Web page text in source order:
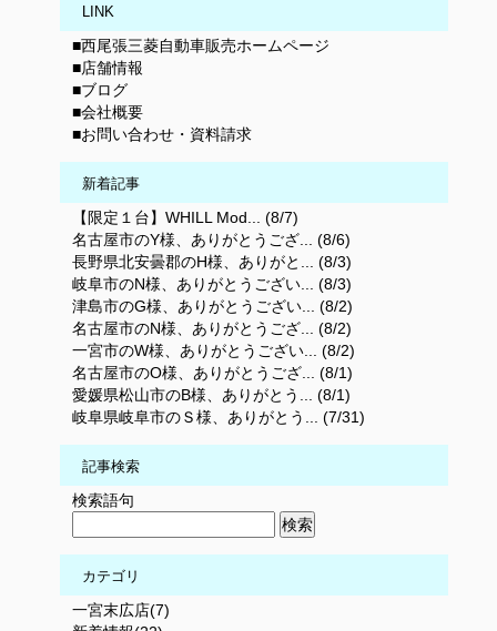
LINK
■西尾張三菱自動車販売ホームページ
■店舗情報
■ブログ
■会社概要
■お問い合わせ・資料請求
新着記事
【限定１台】WHILL Mod... (8/7)
名古屋市のY様、ありがとうござ... (8/6)
長野県北安曇郡のH様、ありがと... (8/3)
岐阜市のN様、ありがとうござい... (8/3)
津島市のG様、ありがとうござい... (8/2)
名古屋市のN様、ありがとうござ... (8/2)
一宮市のW様、ありがとうござい... (8/2)
名古屋市のO様、ありがとうござ... (8/1)
愛媛県松山市のB様、ありがとう... (8/1)
岐阜県岐阜市のＳ様、ありがとう... (7/31)
記事検索
検索語句
カテゴリ
一宮末広店(7)